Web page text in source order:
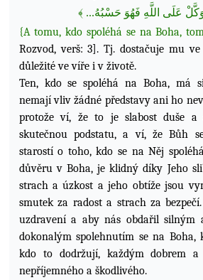
عَلَى للَّهِ فَهُوَ حَسْبُهُ... ﴾
{A tomu, kdo spoléhá se na Boha,
Rozvod, verš: 3].Tj. dostačuje mu
důležité ve víře i v životě.
Ten, kdo se spoléhá na Boha, má
nemají vliv žádné představy ani ho
protože ví, že to je slabost duše a
skutečnou podstatu, a ví, že Bůh
starostí o toho, kdo se na Něj
důvěru v Boha, je klidný díky Jeho
strach a úzkost a jeho obtíže jsou
smutek za radost a strach za
uzdravení a aby nás obdařil silným
dokonalým spolehnutím se na Boha,
kdo to dodržují, každým dobrem a
nepříjemného a škodlivého.